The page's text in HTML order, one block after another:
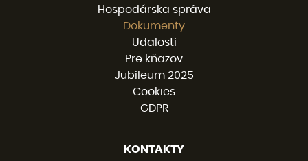
Hospodárska správa
Dokumenty
Udalosti
Pre kňazov
Jubileum 2025
Cookies
GDPR
KONTAKTY